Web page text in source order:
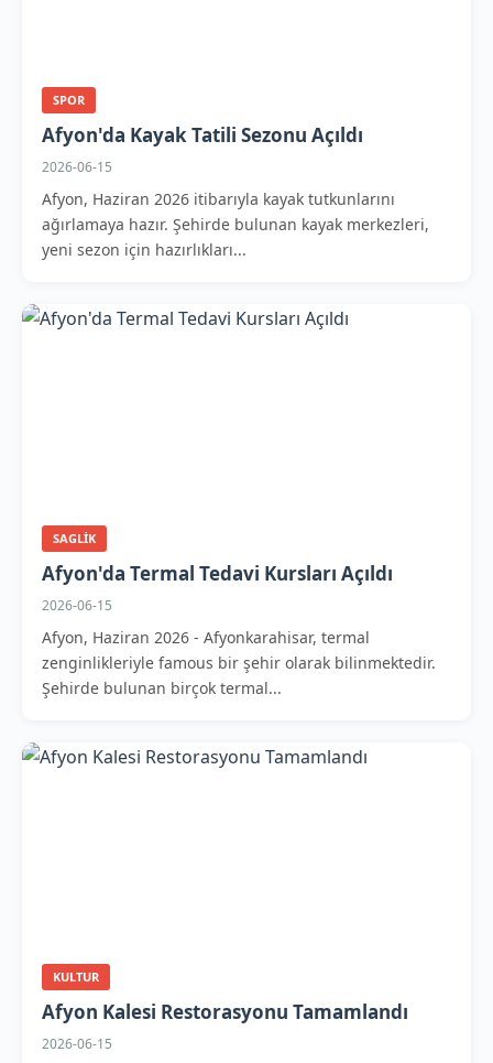
SPOR
Afyon'da Kayak Tatili Sezonu Açıldı
2026-06-15
Afyon, Haziran 2026 itibarıyla kayak tutkunlarını
ağırlamaya hazır. Şehirde bulunan kayak merkezleri,
yeni sezon için hazırlıkları...
SAGLIK
Afyon'da Termal Tedavi Kursları Açıldı
2026-06-15
Afyon, Haziran 2026 - Afyonkarahisar, termal
zenginlikleriyle famous bir şehir olarak bilinmektedir.
Şehirde bulunan birçok termal...
KULTUR
Afyon Kalesi Restorasyonu Tamamlandı
2026-06-15